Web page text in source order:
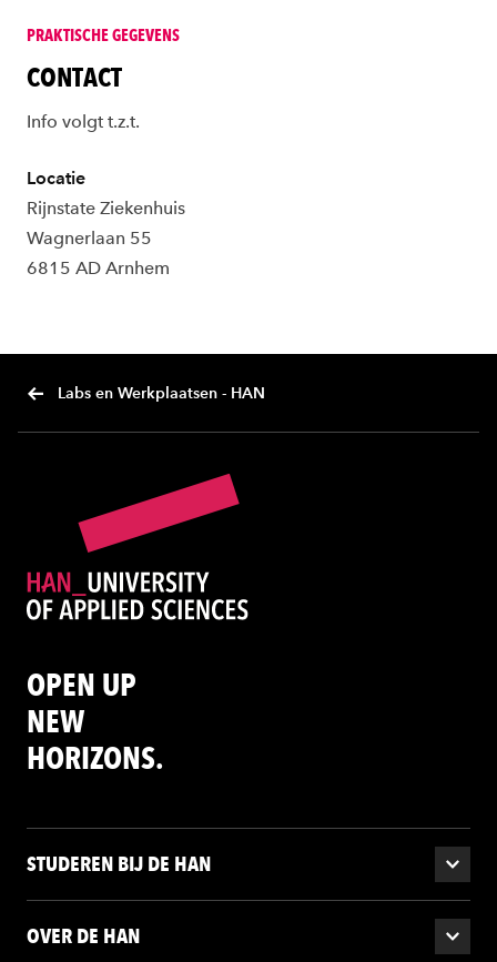
PRAKTISCHE GEGEVENS
CONTACT
Info volgt t.z.t.
Locatie
Rijnstate Ziekenhuis
Wagnerlaan 55
6815 AD Arnhem
Labs en Werkplaatsen - HAN
OPEN UP
NEW
HORIZONS.
STUDEREN BIJ DE HAN
OVER DE HAN